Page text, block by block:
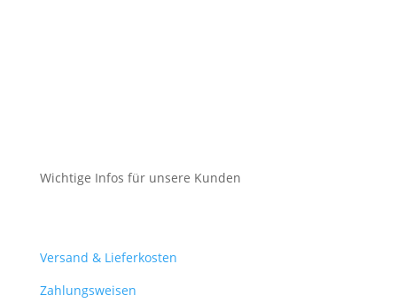
Wichtige Infos für unsere Kunden
Versand & Lieferkosten
Zahlungsweisen